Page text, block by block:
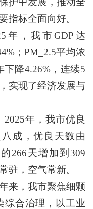
指标全面向好。
年，我市GDP达
；PM_2.5平均浓
下降4.26%，连续5
实现了经济发展与
年，我市优良
成，优良天数由
266天增加到309
驻，空气常新。
来，我市聚焦细颗
综合治理，以工业